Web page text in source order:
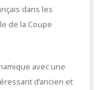
dans les
de la Coupe
avec une
d’ancien et